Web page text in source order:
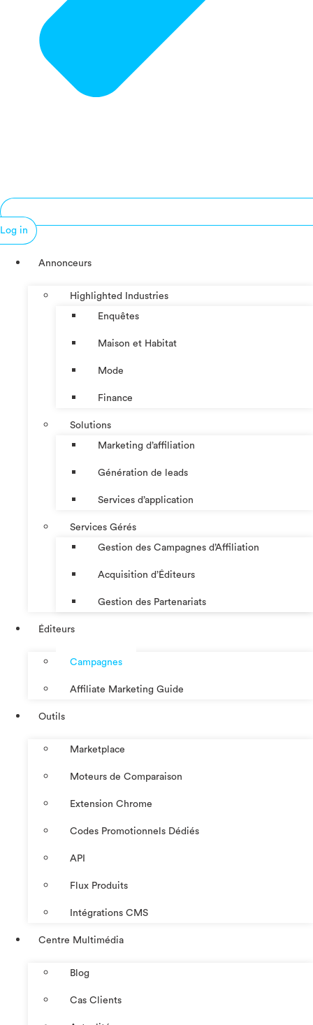
Log in
Annonceurs
Highlighted Industries
Enquêtes
Maison et Habitat
Mode
Finance
Solutions
Marketing d’affiliation
Génération de leads
Services d’application
Services Gérés
Gestion des Campagnes d’Affiliation​
Acquisition d’Éditeurs
Gestion des Partenariats
Éditeurs
Campagnes
Affiliate Marketing Guide
Outils
Marketplace
Moteurs de Comparaison
Extension Chrome
Codes Promotionnels Dédiés
API
Flux Produits
Intégrations CMS
Centre Multimédia
Blog
Cas Clients